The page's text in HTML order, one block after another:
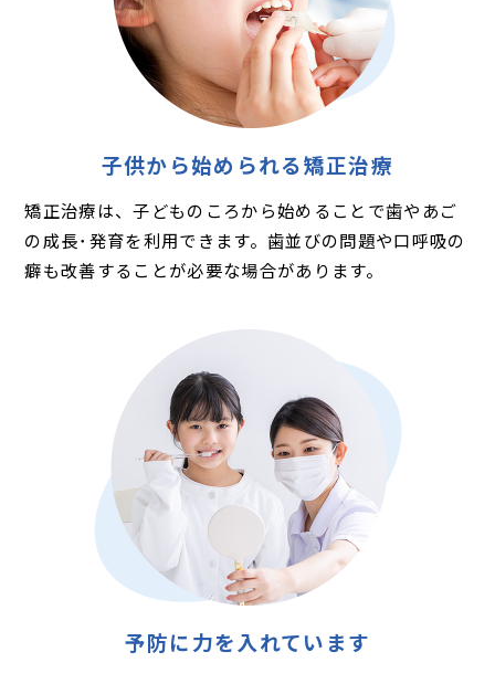
子供から始められる矯正治療
矯正治療は、子どものころから始めることで歯やあご
の成長･発育を利用できます。歯並びの問題や口呼吸の
癖も改善することが必要な場合があります。
予防に力を入れています